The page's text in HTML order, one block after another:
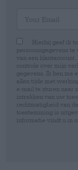
Hierbij geef ik
persoonsgegevens
van een
controle over mijn
gegevens. Ik ben me
allen tijde met
e-mail te sturen naar
intrekken van uw
rechtmatigheid van
toestemming is
informatie vindt u in